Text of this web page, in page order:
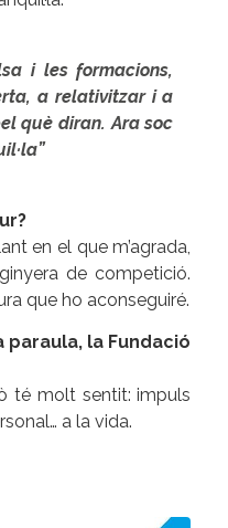
i les formacions,
a relativitzar i a
què diran. Ara soc
en el que m’agrada,
de competició.
que ho aconseguiré.
paraula, la Fundació
té molt sentit: impuls
a la vida.